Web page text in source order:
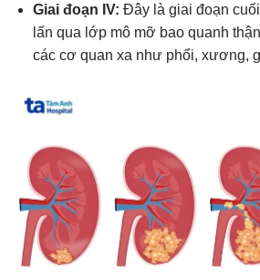
Giai đoạn IV: Đây là giai đoạn
lấn qua lớp mô mỡ bao quanh
các cơ quan xa như phổi, xương,